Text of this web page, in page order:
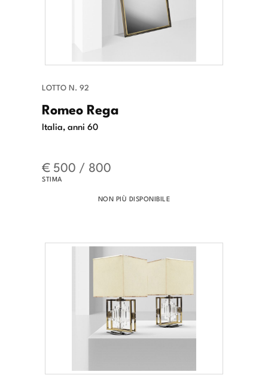
LOTTO N. 92
Romeo Rega
Italia, anni 60
€ 500 / 800
STIMA
NON PIÙ DISPONIBILE